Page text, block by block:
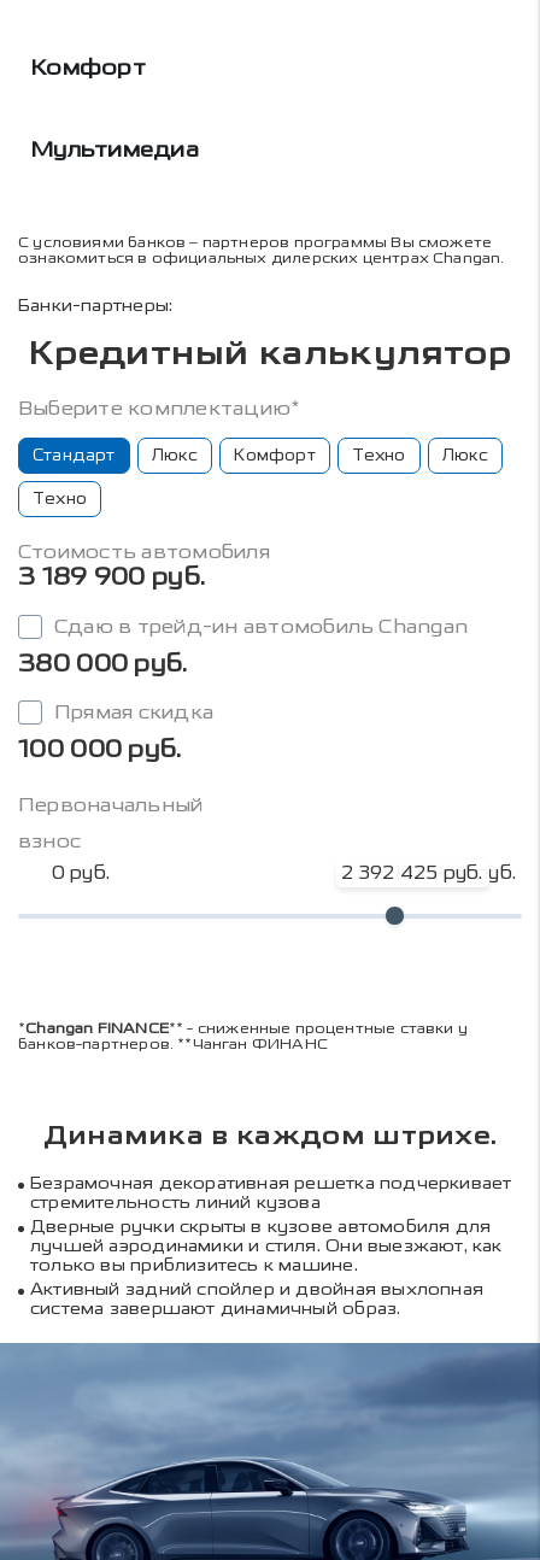
Комфорт
Мультимедиа
С условиями банков – партнеров программы Вы сможете
ознакомиться в официальных дилерских центрах Changan.
Банки-партнеры:
Кредитный калькулятор
Выберите комплектацию*
Стандарт Люкс Комфорт Техно Люкс
Техно
Стоимость автомобиля
3 189 900 руб.
Сдаю в трейд-ин автомобиль Changan
380 000 руб.
Прямая скидка
100 000 руб.
Первоначальный
взнос
0 руб. 2 392 425 руб.
3 189 900 руб.
*Changan FINANCE** - сниженные процентные ставки у
банков-партнеров. **Чанган ФИНАНС
Динамика в каждом штрихе.
Безрамочная декоративная решетка подчеркивает
стремительность линий кузова
Дверные ручки скрыты в кузове автомобиля для
лучшей аэродинамики и стиля. Они выезжают, как
только вы приблизитесь к машине.
Активный задний спойлер и двойная выхлопная
система завершают динамичный образ.